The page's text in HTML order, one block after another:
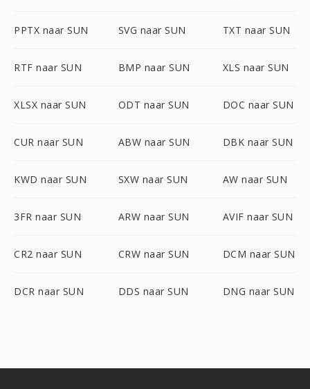
PPTX naar SUN SVG naar SUN TXT naar SUN
RTF naar SUN BMP naar SUN XLS naar SUN
XLSX naar SUN ODT naar SUN DOC naar SUN
CUR naar SUN ABW naar SUN DBK naar SUN
KWD naar SUN SXW naar SUN AW naar SUN
3FR naar SUN ARW naar SUN AVIF naar SUN
CR2 naar SUN CRW naar SUN DCM naar SUN
DCR naar SUN DDS naar SUN DNG naar SUN